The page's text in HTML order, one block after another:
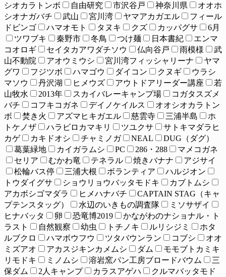
シオカラトンボ
自由研究 市沢谷戸 神奈川県
オオホ
シオナガバチ
武山 宮川湾 ヤマアカガエル
フィール
ドビンゴ
ハマオモト タヌキ クズ カッパグサ
6月
ツワブキ
秦野市 冬鳥 つけ麺 日本書紀
エンマ
コオロギ
セイタカアワダチソウ 仏向谷戸 雨模様
武
山不動院
アオウミウシ 宮川湾フィッシャリーナ
ヤマ
グワ
フジツボ ハマゴウ ダイコン クヌギ
ウラシ
マソウ
丹沢湖 ヒメウズ アウトドアリーダー講座
若
山牧水
2013年 スカイバレーキャンプ場
コガタスズメ
バチ
コフキコガネ デイノケイルス
オオシオカラトン
ボ
焚き火 アズマヒキガエル 慈雲寺 三浦半島
ホ
トケノザ
ハラビロカマキリ ツユクサ
サトキマダラヒ
カゲ
カキドオシ チャミノガ NEAL
DUG（ダグ）
葛葉緑地
カイガラムシ PC 286・288
マメコガネ
セリア
むかわ竜 テネラル 焼きバナナ
アジサイ
松輪バス停
三浦大根 ボランティア
ハルジオン
トウダイグサ
ショウリョウバッタモドキ
カブトムシ
アカボシゴマダラ
ヒメハナバチ
CAPTAIN STAG（キャ
プテンスタッグ）
水辺のいきもの調査隊
ミソサザイ
ヒナバッタ
卵 恐竜博2019
かながわのナショナル・ト
ラスト
自然観察 幼虫 トチノキ ルリシジミ
ホタ
ルブクロ
ハマボウフウ ツタバウンラン コブシ
オオ
ミズアオ
アカスジキンカメムシ ダム
モモブトカミキ
リモドキ
ミノムシ 溶岩窯パン工房ブロードバウム
三
保ダム
2人キャンプ カラスアゲハ
クルマバッタモド